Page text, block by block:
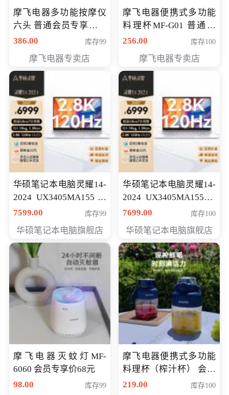
摩飞电器多功能按摩仪
六头 普通会员专享价格
199元
386.00 库存99
摩飞电器专卖店
摩飞电器便携式多功能
料理杯MF-G01 普通会
员专享价格128元
256.00 库存100
摩飞电器专卖店
华硕笔记本电脑灵耀14-
2024 UX3405MA155冰
川银 oled 智慧轻薄本 会
7599.00 库存99
华硕笔记本电脑旗舰店
华硕笔记本电脑灵耀14-
2024 UX3405MA155夜
空蓝 oled 智慧轻薄本 会
7699.00 库存100
华硕笔记本电脑旗舰店
摩飞电器灭蚊灯MF-
6060 会员专享价68元
98.00
库存99
摩飞电器便携式多功能
料理杯（榨汁杯） 会员
专享价118元
219.00 库存100